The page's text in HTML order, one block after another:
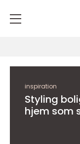
inspiration
Styling
hjem som